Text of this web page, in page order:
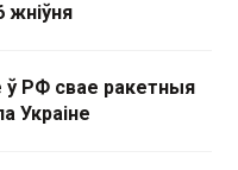
жніўня
ў РФ свае ракетныя
Украіне